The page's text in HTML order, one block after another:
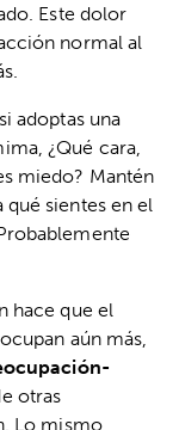
Este dolor
normal al
adoptas una
¿Qué cara,
miedo? Mantén
qué sientes en el
hace que el
aún más,
otras
Lo mismo